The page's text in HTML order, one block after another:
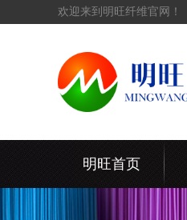
欢迎来到明旺纤维官网！
明旺首页